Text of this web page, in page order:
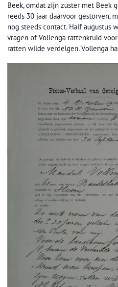
Beek, omdat zijn zuster met Beek
reeds 30 jaar daarvoor gestorven,
nog steeds contact. Half augustus
vragen of Vollenga rattenkruid
ratten wilde verdelgen. Vollenga